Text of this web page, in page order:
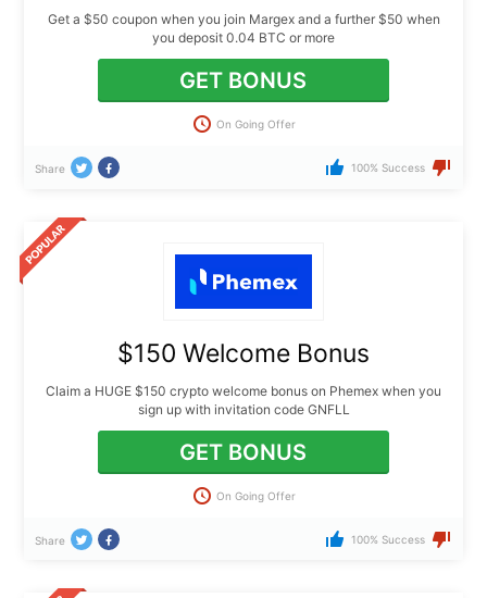
Get a $50 coupon when you join Margex and a further $50 when
you deposit 0.04 BTC or more
GET BONUS
On Going Offer
Share 100% Success
$150 Welcome Bonus
Claim a HUGE $150 crypto welcome bonus on Phemex when you
sign up with invitation code GNFLL
GET BONUS
On Going Offer
Share 100% Success